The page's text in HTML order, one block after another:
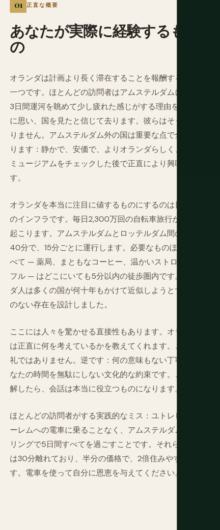
正直な概要
あなたが実際に経験するも
の
オランダは計画より長く滞在することを報酬する場所の
一つです。ほとんどの訪問者はアムステルダムに来て、
3日間運河を眺めて少し疲れた感じがする理由を不思議
に思い、国を見たと信じて去ります。彼らはそうではあ
りません。アムステルダム外の国は重要な点で全く異な
ります：静かで、安価で、よりオランダらしく、リクス
ミュージアムをチェックした後で正直により興味深いで
す。
オランダを本当に注目に値するものにするのは日常生活
のインフラです。毎日2,300万回の自転車旅行がここで
起こります。アムステルダムとロッテルダム間の電車は
40分で、15分ごとに運行します。必要なものほとんどす
べて — 薬局、まともなコーヒー、温かいストロープワッ
フル — はどこにいても5分以内の徒歩圏内です。オラン
ダ人は多くの国が何十年もかけて近似しようとする摩擦
のない存在を設計しました。
ここには人々を驚かせる直接性もあります。オランダ人
は正直に何を考えているかを教えてくれます。これは失
礼ではありません。逆です：何の意味もない丁寧さであ
なたの時間を無駄にしない文化的な約束です。これを理
解したら、会話は本当に役立つものになります。
ほとんどの訪問者がする実践的なミス：ユトレヒトやハ
ーレムへの電車に乗ることなく、アムステルダムの運河
リングで5日間すべてを過ごすことです。それらの都市
は30分離れており、半分の価格で、2倍住みやすいで
す。電車を使って自分に恩恵を与えてください。